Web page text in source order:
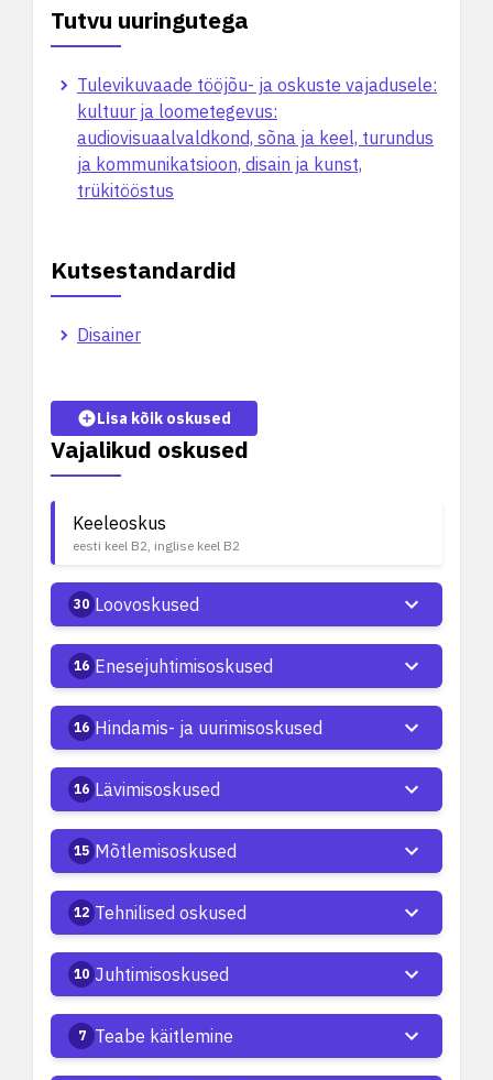
Tutvu uuringutega
Tulevikuvaade tööjõu- ja oskuste vajadusele:
kultuur ja loometegevus:
audiovisuaalvaldkond, sõna ja keel, turundus
ja kommunikatsioon, disain ja kunst,
trükitööstus
Kutsestandardid
Disainer
Vajalikud oskused
Lisa kõik oskused
Keeleoskus
eesti keel B2, inglise keel B2
30 Loovoskused
16 Enesejuhtimisoskused
16 Hindamis- ja uurimisoskused
16 Lävimisoskused
15 Mõtlemisoskused
12 Tehnilised oskused
10 Juhtimisoskused
7 Teabe käitlemine